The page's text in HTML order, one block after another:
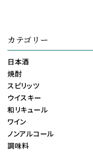
カテゴリー
日本酒
焼酎
スピリッツ
ウイスキー
和リキュール
ワイン
ノンアルコール
調味料